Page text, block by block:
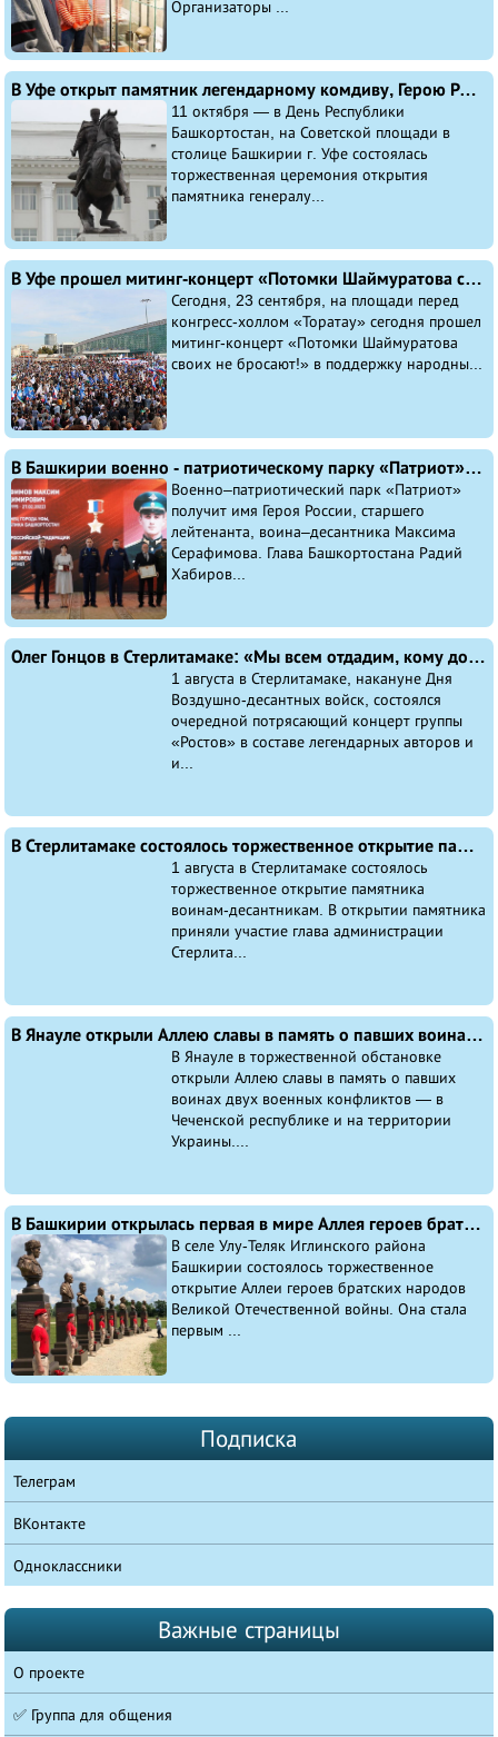
Организаторы ...
В Уфе открыт памятник легендарному комдиву, Герою России Минигали Шаймуратову
11 октября — в День Республики
Башкортостан, на Советской площади в
столице Башкирии г. Уфе состоялась
торжественная церемония открытия
памятника генералу...
В Уфе прошел митинг-концерт «Потомки Шаймуратова своих не бросают!» в поддержку решения ДНР, ЛНР, Херсонской и Запорожской областей о вхождении в состав России
Сегодня, 23 сентября, на площади перед
конгресс-холлом «Торатау» сегодня прошел
митинг-концерт «Потомки Шаймуратова
своих не бросают!» в поддержку народны...
В Башкирии военно - патриотическому парку «Патриот» присвоят имя Героя России Максима Серафимова
Военно–патриотический парк «Патриот»
получит имя Героя России, старшего
лейтенанта, воина–десантника Максима
Серафимова. Глава Башкортостана Радий
Хабиров...
Олег Гонцов в Стерлитамаке: «Мы всем отдадим, кому должны! И закончится война — очередной победой!»
1 августа в Стерлитамаке, накануне Дня
Воздушно-десантных войск, состоялся
очередной потрясающий концерт группы
«Ростов» в составе легендарных авторов и
и...
В Стерлитамаке состоялось торжественное открытие памятника воинам-десантникам
1 августа в Стерлитамаке состоялось
торжественное открытие памятника
воинам-десантникам. В открытии памятника
приняли участие глава администрации
Стерлита...
В Янауле открыли Аллею славы в память о павших воинах двух военных конфликтов
В Янауле в торжественной обстановке
открыли Аллею славы в память о павших
воинах двух военных конфликтов — в
Чеченской республике и на территории
Украины....
В Башкирии открылась первая в мире Аллея героев братских народов Великой Отечественной войны
В селе Улу-Теляк Иглинского района
Башкирии состоялось торжественное
открытие Аллеи героев братских народов
Великой Отечественной войны. Она стала
первым ...
Подписка
Телеграм
ВКонтакте
Одноклассники
Важные страницы
О проекте
✅ Группа для общения